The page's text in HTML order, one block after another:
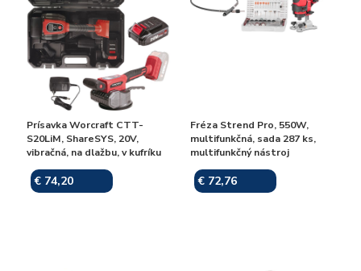
Prísavka Worcraft CTT-
S20LiM, ShareSYS, 20V,
vibračná, na dlažbu, v kufríku
€ 74,20
Fréza Strend Pro, 550W,
multifunkčná, sada 287 ks,
multifunkčný nástroj
€ 72,76